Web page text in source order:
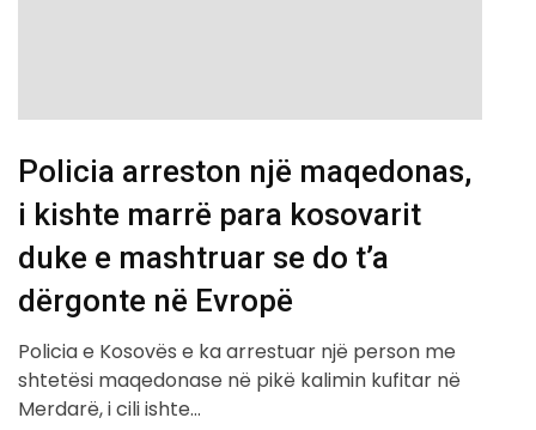
Policia arreston një maqedonas,
i kishte marrë para kosovarit
duke e mashtruar se do t’a
dërgonte në Evropë
Policia e Kosovës e ka arrestuar një person me
shtetësi maqedonase në pikë kalimin kufitar në
Merdarë, i cili ishte…